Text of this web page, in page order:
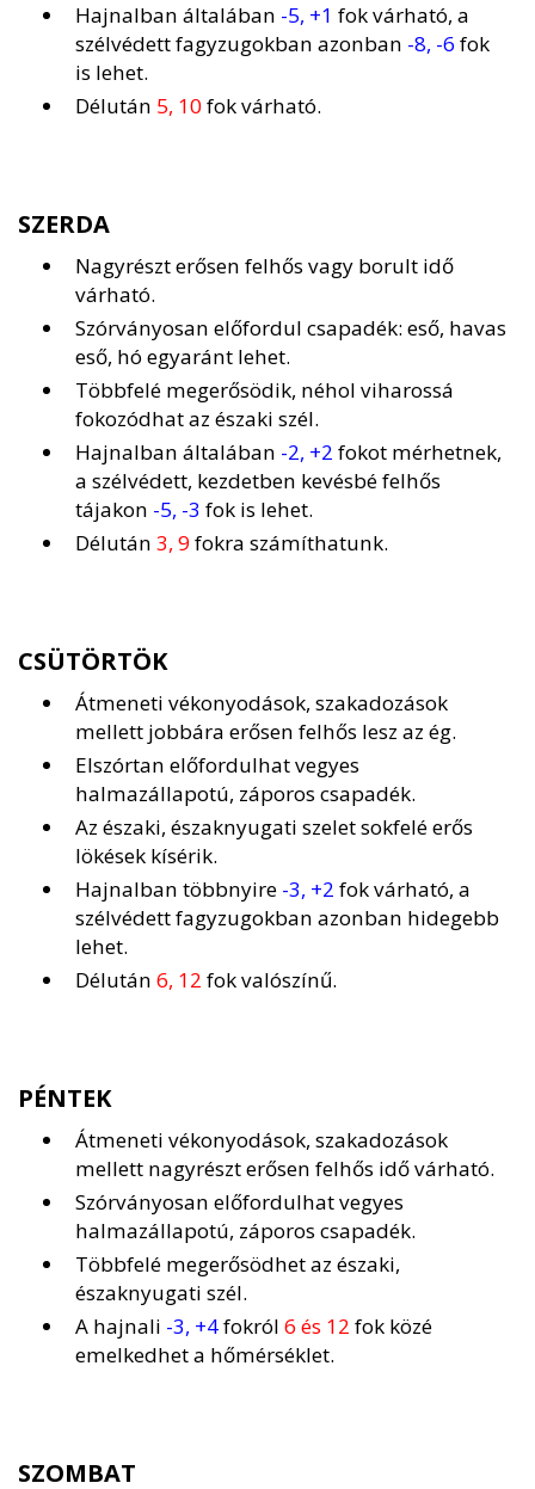
Hajnalban általában -5, +1 fok várható, a
szélvédett fagyzugokban azonban -8, -6 fok
is lehet.
Délután 5, 10fok várható.
SZERDA
Nagyrészt erősen felhős vagy borult idő
várható.
Szórványosan előfordul csapadék: eső, havas
eső, hó egyaránt lehet.
Többfelé megerősödik, néhol viharossá
fokozódhat az északi szél.
Hajnalban általában -2, +2 fokot mérhetnek,
a szélvédett, kezdetben kevésbé felhős
tájakon -5, -3 fok is lehet.
Délután 3, 9fokra számíthatunk.
CSÜTÖRTÖK
Átmeneti vékonyodások, szakadozások
mellett jobbára erősen felhős lesz az ég.
Elszórtan előfordulhat vegyes
halmazállapotú, záporos csapadék.
Az északi, északnyugati szelet sokfelé erős
lökések kísérik.
Hajnalban többnyire -3, +2 fok várható, a
szélvédett fagyzugokban azonban hidegebb
lehet.
Délután 6, 12 fok valószínű.
PÉNTEK
Átmeneti vékonyodások, szakadozások
mellett nagyrészt erősen felhős idő várható.
Szórványosan előfordulhat vegyes
halmazállapotú, záporos csapadék.
Többfelé megerősödhet az északi,
északnyugati szél.
A hajnali -3, +4fokról 6 és 12 fok közé
emelkedhet a hőmérséklet.
SZOMBAT